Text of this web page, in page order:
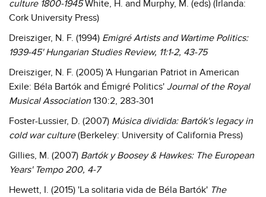
culture 1800-1945White, H. and Murphy, M. (eds) (Irlanda:
Cork University Press)
Dreisziger, N. F. (1994) Emigré Artists and Wartime Politics:
1939-45'Hungarian Studies Review, 11:1-2, 43-75
Dreisziger, N. F. (2005) 'A Hungarian Patriot in American
Exile: Béla Bartók and Émigré Politics' Journal of the Royal
Musical Association 130:2, 283-301
Foster-Lussier, D. (2007) Música dividida: Bartók's legacy in
cold war culture(Berkeley: University of California Press)
Gillies, M. (2007) Bartók y Boosey & Hawkes: The European
Years' Tempo200, 4-7
Hewett, I. (2015) 'La solitaria vida de Béla Bartók' The